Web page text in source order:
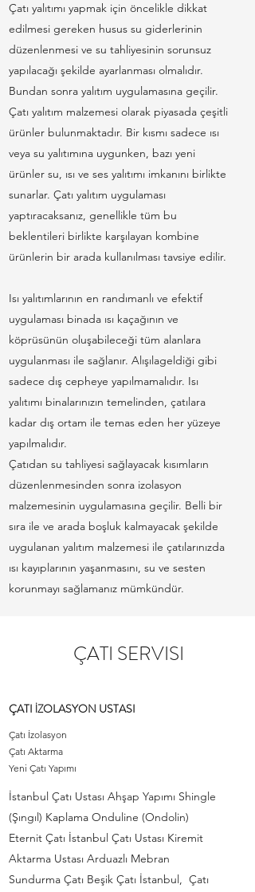
Çatı yalıtımı yapmak için öncelikle dikkat
edilmesi gereken husus su giderlerinin
düzenlenmesi ve su tahliyesinin sorunsuz
yapılacağı şekilde ayarlanması olmalıdır.
Bundan sonra yalıtım uygulamasına geçilir.
Çatı yalıtım malzemesi olarak piyasada çeşitli
ürünler bulunmaktadır. Bir kısmı sadece ısı
veya su yalıtımına uygunken, bazı yeni
ürünler su, ısı ve ses yalıtımı imkanını birlikte
sunarlar. Çatı yalıtım uygulaması
yaptıracaksanız, genellikle tüm bu
beklentileri birlikte karşılayan kombine
ürünlerin bir arada kullanılması tavsiye edilir.
Isı yalıtımlarının en randımanlı ve efektif
uygulaması binada ısı kaçağının ve
köprüsünün oluşabileceği tüm alanlara
uygulanması ile sağlanır. Alışılageldiği gibi
sadece dış cepheye yapılmamalıdır. Isı
yalıtımı binalarınızın temelinden, çatılara
kadar dış ortam ile temas eden her yüzeye
yapılmalıdır.
Çatıdan su tahliyesi sağlayacak kısımların
düzenlenmesinden sonra izolasyon
malzemesinin uygulamasına geçilir. Belli bir
sıra ile ve arada boşluk kalmayacak şekilde
uygulanan yalıtım malzemesi ile çatılarınızda
ısı kayıplarının yaşanmasını, su ve sesten
korunmayı sağlamanız mümkündür.
ÇATI SERVISI
ÇATI İZOLASYON USTASI
Çatı İzolasyon
Çatı Aktarma
Yeni Çatı Yapımı
İstanbul Çatı Ustası Ahşap Yapımı Shingle
(Şıngıl) Kaplama Onduline (Ondolin)
Eternit Çatı İstanbul Çatı Ustası Kiremit
Aktarma Ustası Arduazlı Mebran
Sundurma Çatı Beşik Çatı İstanbul, Çatı